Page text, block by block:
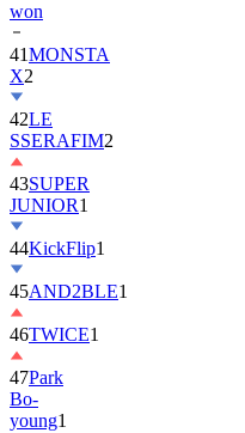
won
41MONSTA
X2
42LE
SSERAFIM2
43SUPER
JUNIOR1
44KickFlip1
45AND2BLE1
46TWICE1
47Park
Bo-
young1